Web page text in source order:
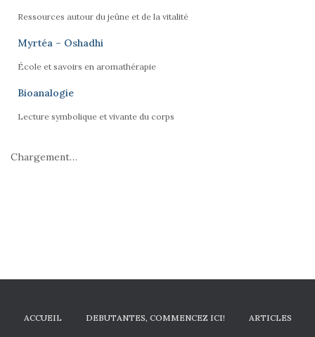
Ressources autour du jeûne et de la vitalité
Myrtéa – Oshadhi
École et savoirs en aromathérapie
Bioanalogie
Lecture symbolique et vivante du corps
Chargement…
ACCUEIL DEBUTANTES, COMMENCEZ ICI! ARTICLES